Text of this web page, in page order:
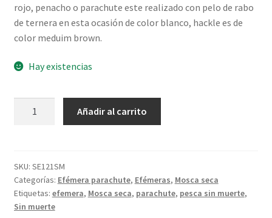
rojo, penacho o parachute este realizado con pelo de rabo
de ternera en esta ocasión de color blanco, hackle es de
color meduim brown.
Hay existencias
rojo
sin
muerte
cantidad
Añadir al carrito
SKU: SE121SM
Categorías: Efémera parachute, Efémeras, Mosca seca
Etiquetas: efemera, Mosca seca, parachute, pesca sin muerte,
Sin muerte